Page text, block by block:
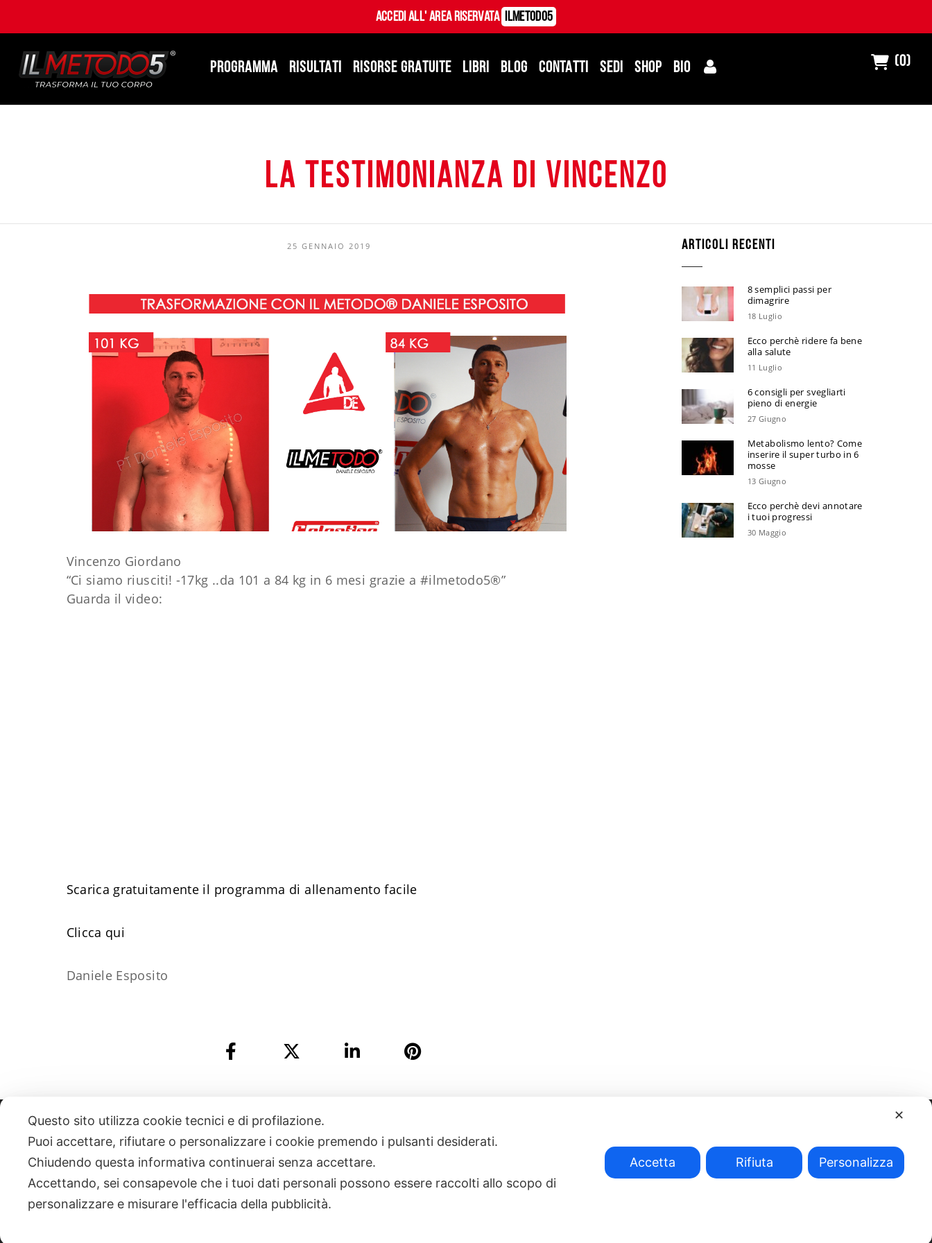
Accedi all' Area Riservata ILMetodo5
PROGRAMMA RISULTATI RISORSE GRATUITE LIBRI BLOG CONTATTI SEDI SHOP BIO (0)
La Testimonianza di Vincenzo
25 GENNAIO 2019
Vincenzo Giordano
“Ci siamo riusciti! -17kg ..da 101 a 84 kg in 6 mesi grazie a #ilmetodo5®”
Guarda il video:
Scarica gratuitamente il programma di allenamento facile
​Clicca qui
Daniele Esposito
ARTICOLI RECENTI
8 semplici passi per
dimagrire
18 Luglio
Ecco perchè ridere fa bene
alla salute
11 Luglio
6 consigli per svegliarti
pieno di energie
27 Giugno
Metabolismo lento? Come
inserire il super turbo in 6
mosse
13 Giugno
Ecco perchè devi annotare
i tuoi progressi
30 Maggio
| NEWSLETTER
|
✕
Questo sito utilizza cookie tecnici e di profilazione.
Puoi accettare, rifiutare o personalizzare i cookie premendo i pulsanti desiderati.
Chiudendo questa informativa continuerai senza accettare.
Accettando, sei consapevole che i tuoi dati personali possono essere raccolti allo scopo di
personalizzare e misurare l'efficacia della pubblicità.
Accetta Rifiuta Personalizza